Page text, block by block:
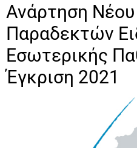
Ανάρτηση
Παραδεκτών
Εσωτερικής
Έγκριση 2021